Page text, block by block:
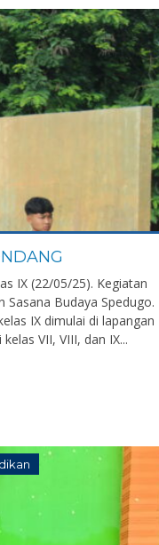
IX (22/05/25). Kegiatan
Budaya Spedugo.
IX dimulai di lapangan
VII, VIII, dan IX...